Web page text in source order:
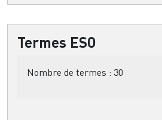
Termes ESO
Nombre de termes : 30